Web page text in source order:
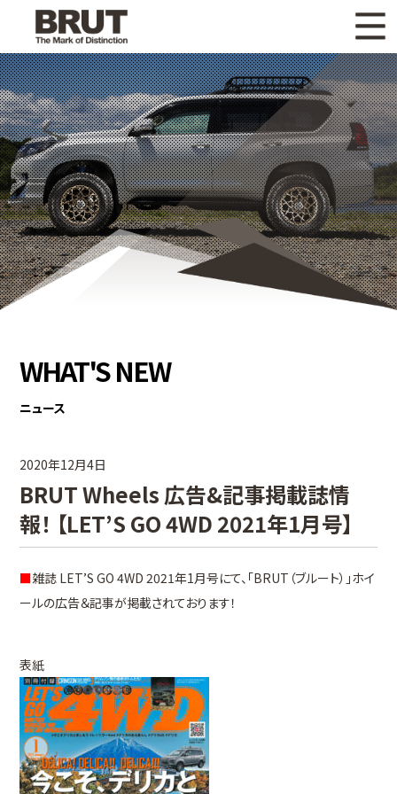
WHAT'S NEW ニュース
WHEEL LINEUP ホイールラインナップ
OTHER PRODUCT 関連製品
GALLERY ギャラリー
CATALOG カタログ請求
PRIVACY POLICY 個人情報保護方針
WHAT'S NEW
ニュース
2020年12月4日
BRUT Wheels 広告&記事掲載誌情
報！ 【LET’S GO 4WD 2021年1月号】
■雑誌 LET’S GO 4WD 2021年1月号にて、「BRUT（ブルート）」ホイ
ールの広告＆記事が掲載されております！
表紙